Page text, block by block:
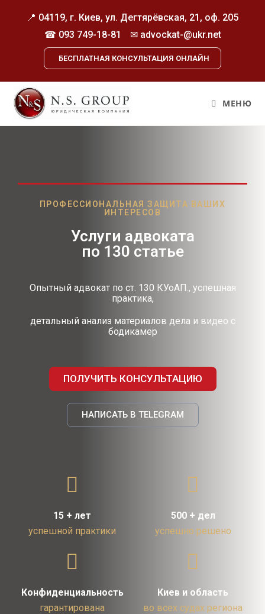
📍 04119, г. Киев, ул. Дегтярёвская, 21, оф. 205
☎ 093 749-18-81 ✉ advockat-@ukr.net
БЕСПЛАТНАЯ КОНСУЛЬТАЦИЯ ОНЛАЙН
МЕНЮ
ПРОФЕССИОНАЛЬНАЯ ЗАЩИТА ВАШИХ
ИНТЕРЕСОВ
Услуги адвоката
по 130 статье
Опытный адвокат по ст. 130 КУоАП., успешная
практика,
детальный анализ материалов дела и видео с
бодикамер
ПОЛУЧИТЬ КОНСУЛЬТАЦИЮ
НАПИСАТЬ В TELEGRAM
15 + лет
успешной практики
500 + дел
успешно решено
Конфиденциальность
гарантирована
Киев и область
во всех судах региона